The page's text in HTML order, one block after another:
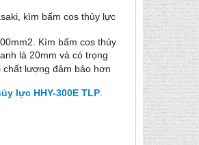
kìm bấm cos thủy lực
2 . Kìm bấm cos thủy
là 20mm và có trọng
chất lượng đảm bảo hơn
lực HHY-300E TLP